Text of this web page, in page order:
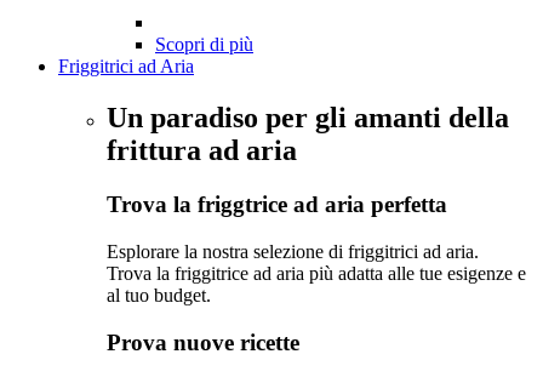
Scopri di più
Friggitrici ad Aria
Un paradiso per gli amanti della
frittura ad aria
Trova la friggtrice ad aria perfetta
Esplorare la nostra selezione di friggitrici ad aria.
Trova la friggitrice ad aria più adatta alle tue esigenze e
al tuo budget.
Prova nuove ricette